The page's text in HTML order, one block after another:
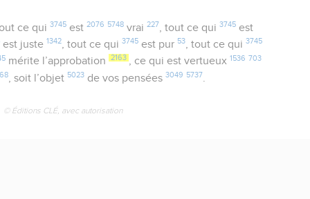
ce qui 3745est 2076 5748vrai 227 , tout ce qui 3745est
est juste 1342, tout ce qui3745 est pur 53, tout ce qui3745
mérite l’approbation 2163 , ce qui est vertueux 1536 703
, soit l’objet 5023 de vos pensées3049 5737
© Éditions CLÉ, avec autorisation